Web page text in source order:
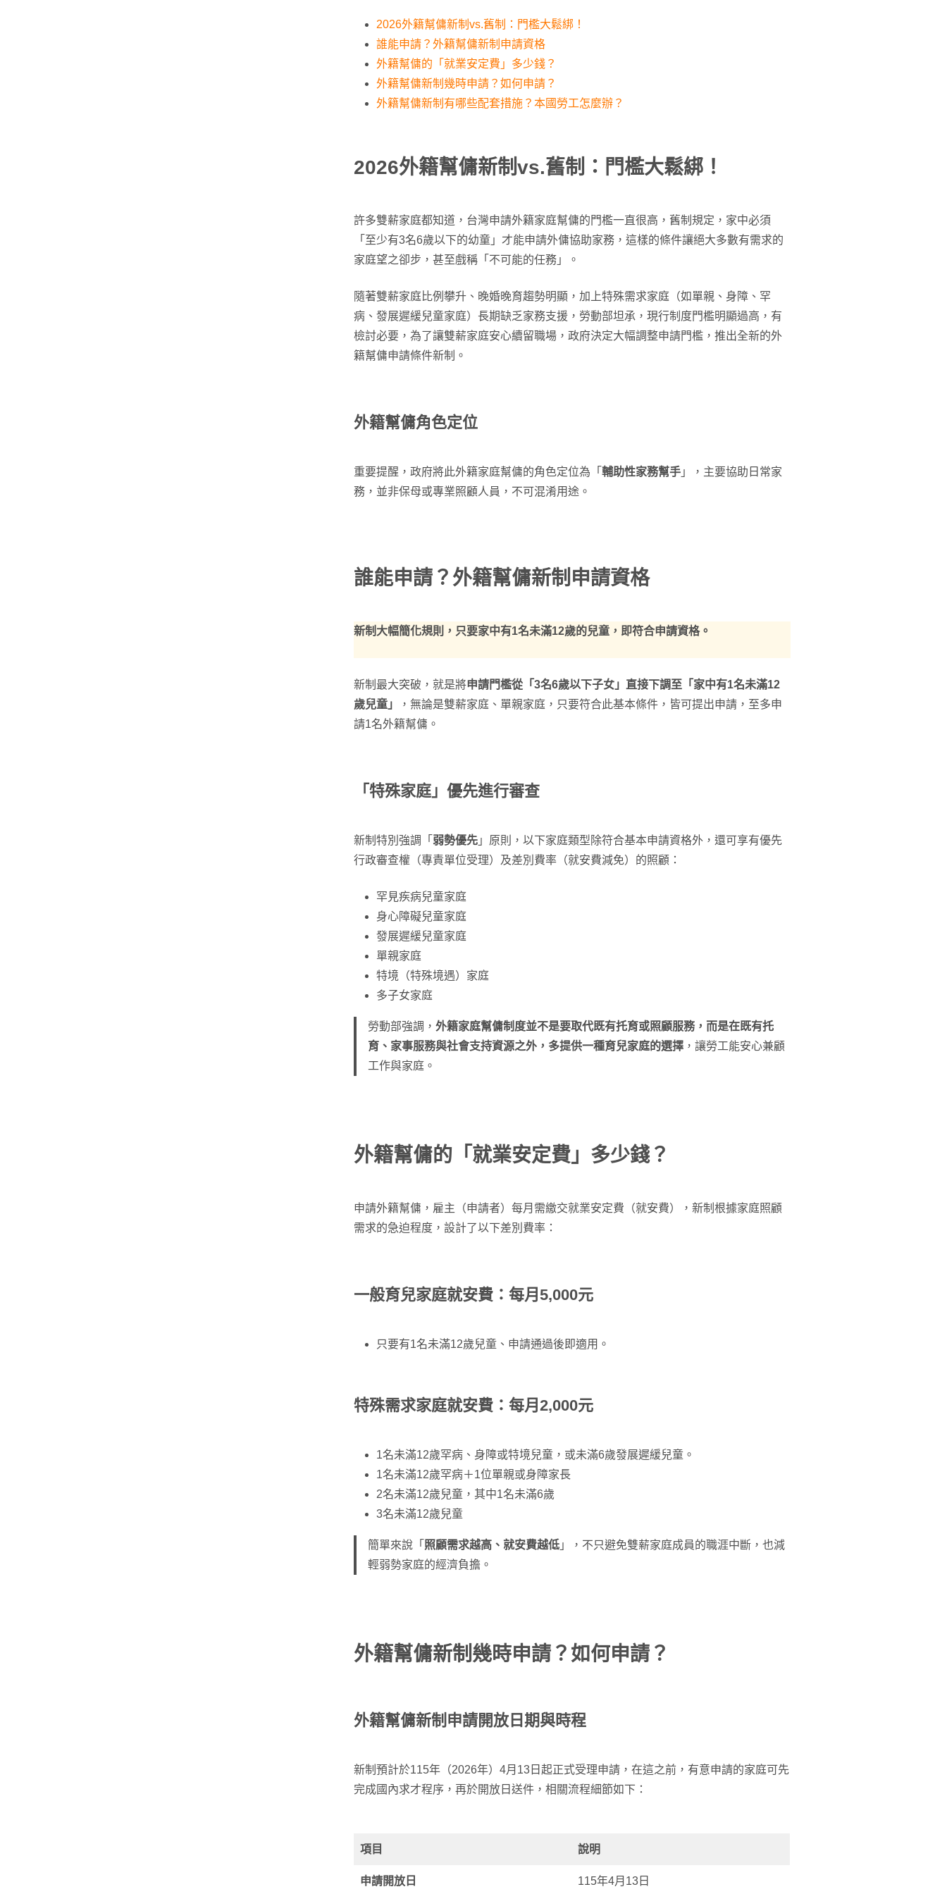
2026外籍幫傭新制vs.舊制：門檻大鬆綁！
誰能申請？外籍幫傭新制申請資格
外籍幫傭的「就業安定費」多少錢？
外籍幫傭新制幾時申請？如何申請？
外籍幫傭新制有哪些配套措施？本國勞工怎麼辦？
2026外籍幫傭新制vs.舊制：門檻大鬆綁！
許多雙薪家庭都知道，台灣申請外籍家庭幫傭的門檻一直很高，舊制規定，家中必須
「至少有3名6歲以下的幼童」才能申請外傭協助家務，這樣的條件讓絕大多數有需求的
家庭望之卻步，甚至戲稱「不可能的任務」。
隨著雙薪家庭比例攀升、晚婚晚育趨勢明顯，加上特殊需求家庭（如單親、身障、罕
病、發展遲緩兒童家庭）長期缺乏家務支援，勞動部坦承，現行制度門檻明顯過高，有
檢討必要，為了讓雙薪家庭安心續留職場，政府決定大幅調整申請門檻，推出全新的外
籍幫傭申請條件新制。
外籍幫傭角色定位
重要提醒，政府將此外籍家庭幫傭的角色定位為「 輔助性家務幫手 」，主要協助日常家
務，並非保母或專業照顧人員，不可混淆用途。
誰能申請？外籍幫傭新制申請資格
新制大幅簡化規則，只要家中有1名未滿12歲的兒童，即符合申請資格。
新制最大突破，就是將申請門檻從「3名6歲以下子女」直接下調至「家中有1名未滿12
歲兒童」
，無論是雙薪家庭、單親家庭，只要符合此基本條件，皆可提出申請，至多申
請1名外籍幫傭。
「特殊家庭」優先進行審查
新制特別強調「 弱勢優先 」原則，以下家庭類型除符合基本申請資格外，還可享有優先
行政審查權（專責單位受理）及差別費率（就安費減免）的照顧：
罕見疾病兒童家庭
身心障礙兒童家庭
發展遲緩兒童家庭
單親家庭
特境（特殊境遇）家庭
多子女家庭
勞動部強調， 外籍家庭幫傭制度並不是要取代既有托育或照顧服務，而是在既有托
育、家事服務與社會支持資源之外，多提供一種育兒家庭的選擇 ，讓勞工能安心兼顧
工作與家庭。
外籍幫傭的「就業安定費」多少錢？
申請外籍幫傭，雇主（申請者）每月需繳交就業安定費（就安費），新制根據家庭照顧
需求的急迫程度，設計了以下差別費率：
一般育兒家庭就安費：每月5,000元
只要有1名未滿12歲兒童、申請通過後即適用。
特殊需求家庭就安費：每月2,000元
1名未滿12歲罕病、身障或特境兒童，或未滿6歲發展遲緩兒童。
1名未滿12歲罕病＋1位單親或身障家長
2名未滿12歲兒童，其中1名未滿6歲
3名未滿12歲兒童
簡單來說「 照顧需求越高、就安費越低 」，不只避免雙薪家庭成員的職涯中斷，也減
輕弱勢家庭的經濟負擔。
外籍幫傭新制幾時申請？如何申請？
外籍幫傭新制申請開放日期與時程
新制預計於115年（2026年）4月13日起正式受理申請，在這之前，有意申請的家庭可先
完成國內求才程序，再於開放日送件，相關流程細節如下：
項目 說明
申請開放日 115年4月13日